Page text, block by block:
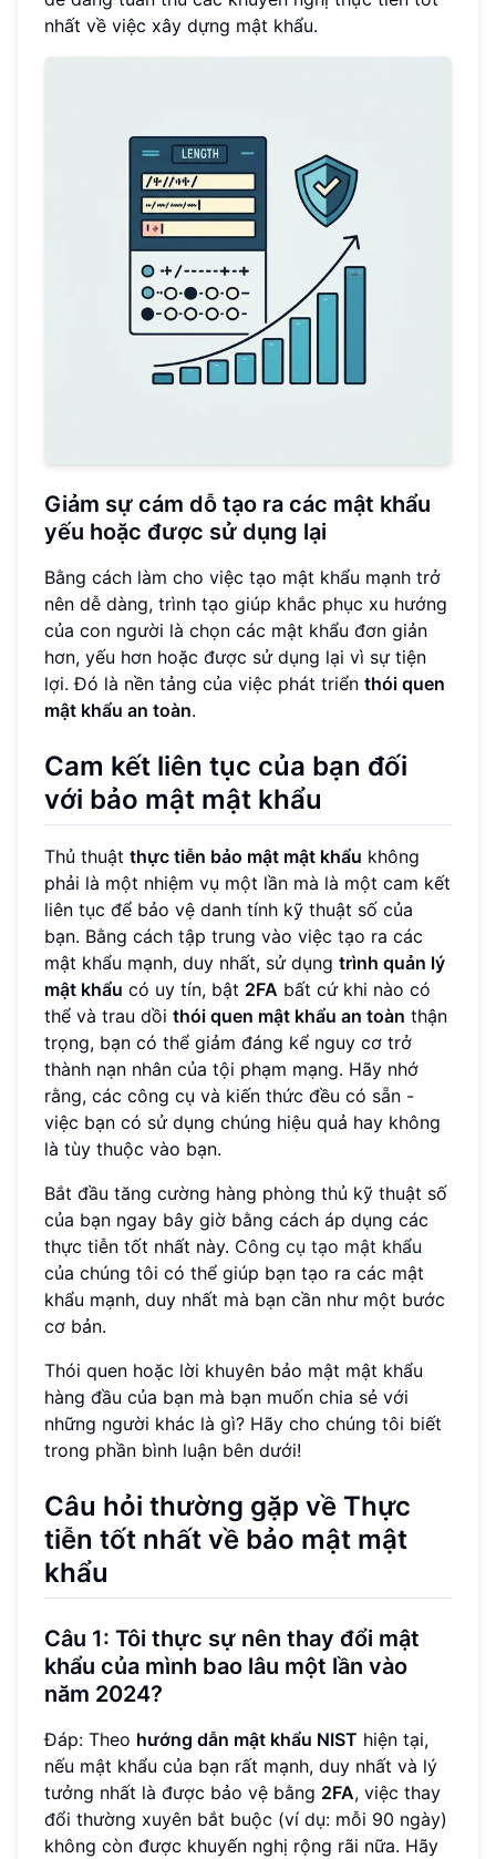
nhất về việc xây dựng mật khẩu.
Giảm sự cám dỗ tạo ra các mật khẩu
yếu hoặc được sử dụng lại
Bằng cách làm cho việc tạo mật khẩu mạnh trở
nên dễ dàng, trình tạo giúp khắc phục xu hướng
của con người là chọn các mật khẩu đơn giản
hơn, yếu hơn hoặc được sử dụng lại vì sự tiện
lợi. Đó là nền tảng của việc phát triển thói quen
mật khẩu an toàn.
Cam kết liên tục của bạn đối
với bảo mật mật khẩu
Thủ thuật thực tiễn bảo mật mật khẩu không
phải là một nhiệm vụ một lần mà là một cam kết
liên tục để bảo vệ danh tính kỹ thuật số của
bạn. Bằng cách tập trung vào việc tạo ra các
mật khẩu mạnh, duy nhất, sử dụng trình quản lý
mật khẩu có uy tín, bật 2FA bất cứ khi nào có
thể và trau dồi thói quen mật khẩu an toàn thận
trọng, bạn có thể giảm đáng kể nguy cơ trở
thành nạn nhân của tội phạm mạng. Hãy nhớ
rằng, các công cụ và kiến thức đều có sẵn -
việc bạn có sử dụng chúng hiệu quả hay không
là tùy thuộc vào bạn.
Bắt đầu tăng cường hàng phòng thủ kỹ thuật số
của bạn ngay bây giờ bằng cách áp dụng các
thực tiễn tốt nhất này. Công cụ tạo mật khẩu
của chúng tôi có thể giúp bạn tạo ra các mật
khẩu mạnh, duy nhất mà bạn cần như một bước
cơ bản.
Thói quen hoặc lời khuyên bảo mật mật khẩu
hàng đầu của bạn mà bạn muốn chia sẻ với
những người khác là gì? Hãy cho chúng tôi biết
trong phần bình luận bên dưới!
Câu hỏi thường gặp về Thực
tiễn tốt nhất về bảo mật mật
khẩu
Câu 1: Tôi thực sự nên thay đổi mật
khẩu của mình bao lâu một lần vào
năm 2024?
Đáp: Theo hướng dẫn mật khẩu NIST hiện tại,
nếu mật khẩu của bạn rất mạnh, duy nhất và lý
tưởng nhất là được bảo vệ bằng 2FA, việc thay
đổi thường xuyên bắt buộc (ví dụ: mỗi 90 ngày)
không còn được khuyến nghị rộng rãi nữa. Hãy